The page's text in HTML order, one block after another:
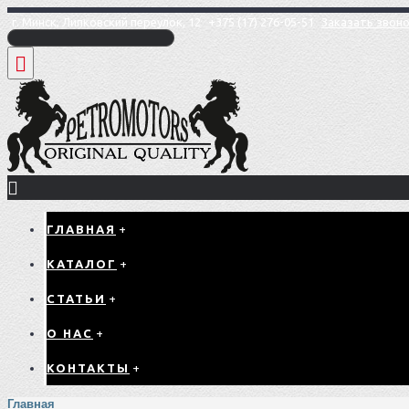
г. Минск, Липковский переулок, 12 +375 (17) 276-05-51 Заказать
ГЛАВНАЯ +
КАТАЛОГ +
СТАТЬИ +
О НАС +
КОНТАКТЫ +
Главная